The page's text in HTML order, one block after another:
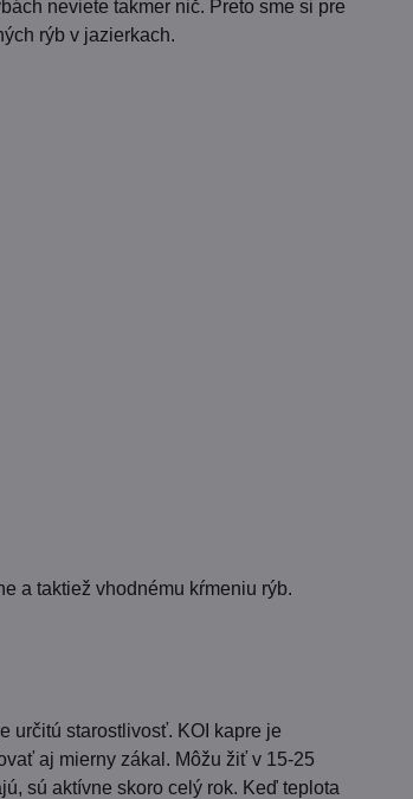
neviete takmer nič. Preto sme si pre
rýb v jazierkach.
a taktiež vhodnému kŕmeniu rýb.
určitú starostlivosť. KOI kapre je
aj mierny zákal. Môžu žiť v 15-25
sú aktívne skoro celý rok. Keď teplota